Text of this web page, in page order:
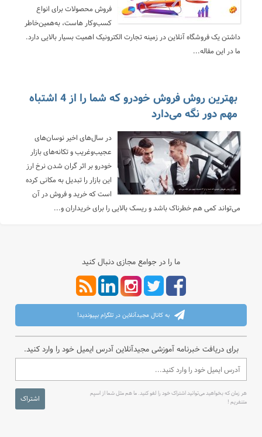
فروش محصولات برای انواع
کسب‌وکار هاست، به‌همین‌خاطر
داشتن یک فروشگاه آنلاین در زمینه تجارت الکترونیک اهمیت بسیار بالایی دارد.
ما در این مقاله...
بهترین روش فروش خودرو که شما را از 4 اشتباه
مهم دور نگه می‌دارد
در سال‌های اخیر نوسان‌های
عجیب‌وغریب و تکانه‌های بازار
خودرو بر اثر گران شدن نرخ ارز
این بازار را تبدیل به مکانی کرده
است که خرید و فروش در آن
می‌تواند کمی هم خطرناک باشد و ریسک بالایی را برای خریداران و...
ما را در جوامع مجازی دنبال کنید
به کانال مجیدآنلاین در تلگرام بپیوندید!
برای دریافت خبرنامه آموزشی مجیدآنلاین آدرس ایمیل خود را وارد کنید.
هر زمان که بخواهید می‌توانید اشتراک خود را لغو کنید. ما هم مثل شما از اسپم
متنفریم !
اشتراک